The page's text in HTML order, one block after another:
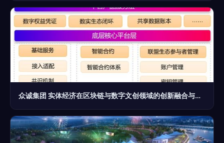
众诚集团 实体经济在区块链与数字文创领域的创新融合与实践